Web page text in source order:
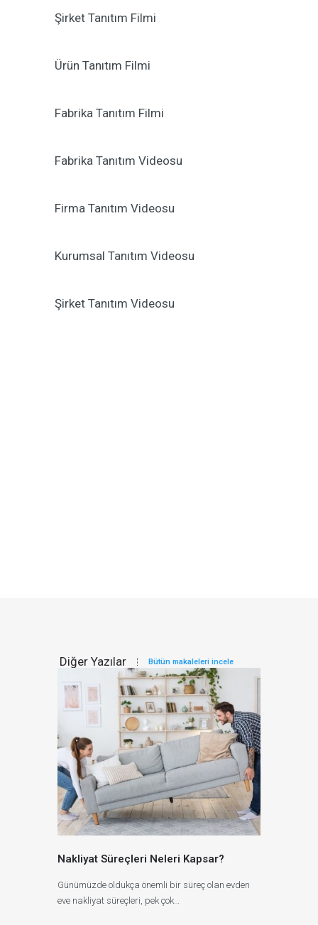
Şirket Tanıtım Filmi
Ürün Tanıtım Filmi
Fabrika Tanıtım Filmi
Fabrika Tanıtım Videosu
Firma Tanıtım Videosu
Kurumsal Tanıtım Videosu
Şirket Tanıtım Videosu
Diğer Yazılar Bütün makaleleri incele
Nakliyat Süreçleri Neleri Kapsar?
Günümüzde oldukça önemli bir süreç olan evden
eve nakliyat süreçleri, pek çok…